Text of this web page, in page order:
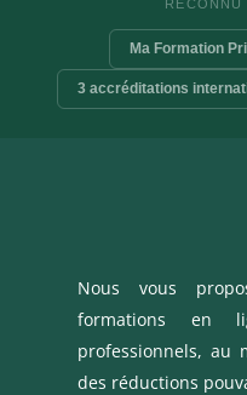
RECONNU
Ma Formation
3 accréditations
Nous vous
formations en
professionnels, au
des réductions